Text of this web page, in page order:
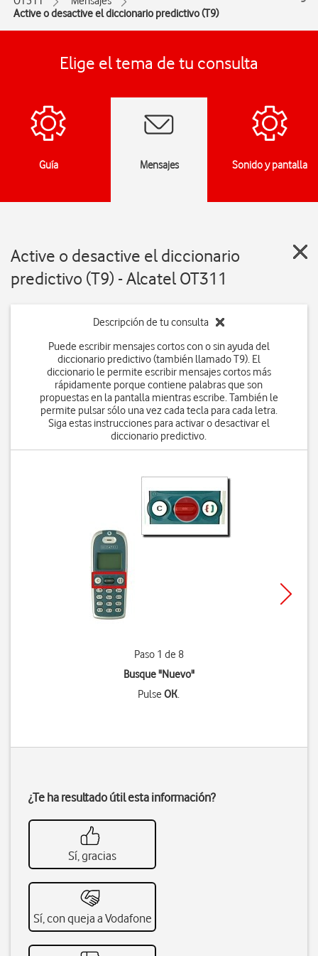
Active o desactive el diccionario predictivo (T9)
Elige el tema de tu consulta
Guía Mensajes Sonido y pantalla
Active o desactive el diccionario
predictivo (T9) - Alcatel OT311
Descripción de tu consulta
Puede escribir mensajes cortos con o sin ayuda del
diccionario predictivo (también llamado T9). El
diccionario le permite escribir mensajes cortos más
rápidamente porque contiene palabras que son
propuestas en la pantalla mientras escribe. También le
permite pulsar sólo una vez cada tecla para cada letra.
Siga estas instrucciones para activar o desactivar el
diccionario predictivo.
Paso 1 de 8
Busque "Nuevo"
PulseOK.
¿Te ha resultado útil esta información?
Sí, gracias
Sí, con queja a Vodafone